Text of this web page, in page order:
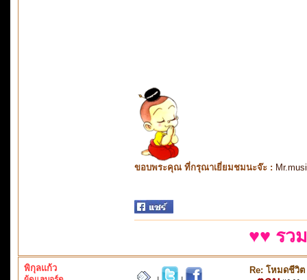
ขอบพระคุณ ที่กรุณาเยี่ยมชมนะจ๊ะ :
♥♥ รว
พิกุลแก้ว Re: โหมดชีวิต